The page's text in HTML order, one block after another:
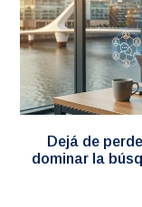
Dejá de
dominar la